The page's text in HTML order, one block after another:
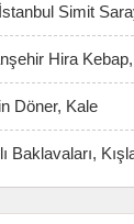
Simit
Hira
Döner, Kale
Baklavaları,